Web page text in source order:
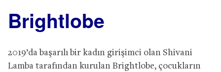
Brightlobe
2019’da başarılı bir kadın girişimci olan Shivani
Lamba tarafından kurulan Brightlobe, çocukların